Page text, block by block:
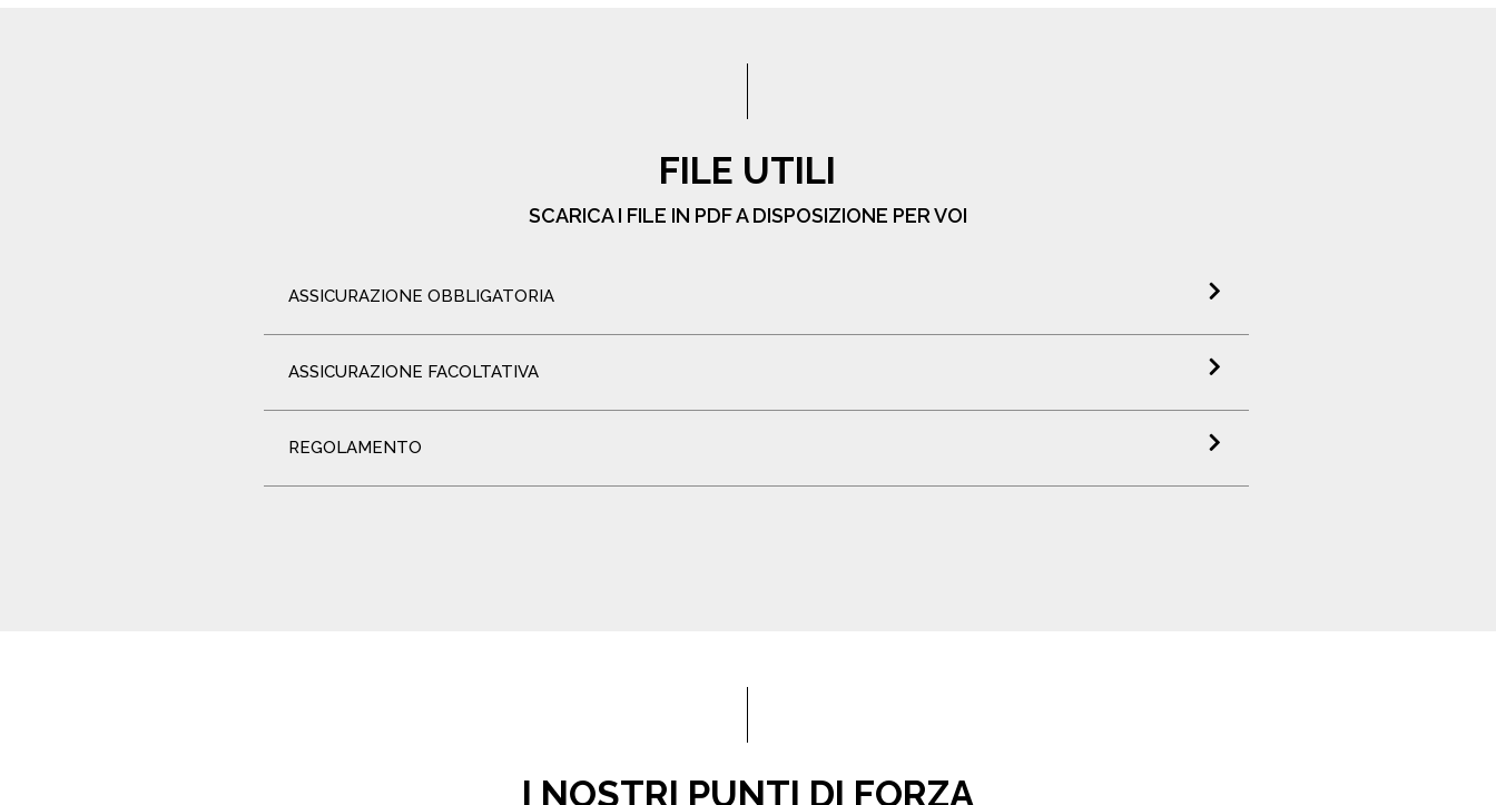
FILE UTILI
SCARICA I FILE IN PDF A DISPOSIZIONE PER VOI
ASSICURAZIONE OBBLIGATORIA
ASSICURAZIONE FACOLTATIVA
REGOLAMENTO
I NOSTRI PUNTI DI FORZA